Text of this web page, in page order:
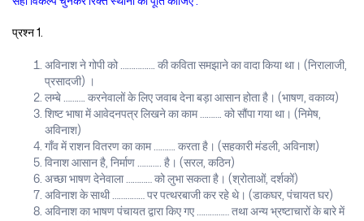
प्रश्न 1.
अविनाश ने गोपी को ……………. की कविता समझाने का वादा किया था। (निरालाजी,
प्रसादजी) ।
लम्बे ………. करनेवालों के लिए जवाब देना बड़ा आसान होता है। (भाषण, वकाव्य)
शिष्ट भाषा में आवेदनपत्र लिखने का काम ………. को सौंपा गया था। (निमेष,
अविनाश)
गाँव में राशन वितरण का काम ………. करता है। (सहकारी मंडली, अविनाश)
विनाश आसान है, निर्माण ……….. है। (सरल, कठिन)
अच्छा भाषण देनेवाला ………… को लुभा सकता है। (श्रोताओं, दर्शकों)
अविनाश के साथी …………… पर पत्थरबाजी कर रहे थे। (डाकघर, पंचायत घर)
अविनाश का भाषण पंचायत द्वारा किए गए …………… तथा अन्य भ्रष्टाचारों के बारे में